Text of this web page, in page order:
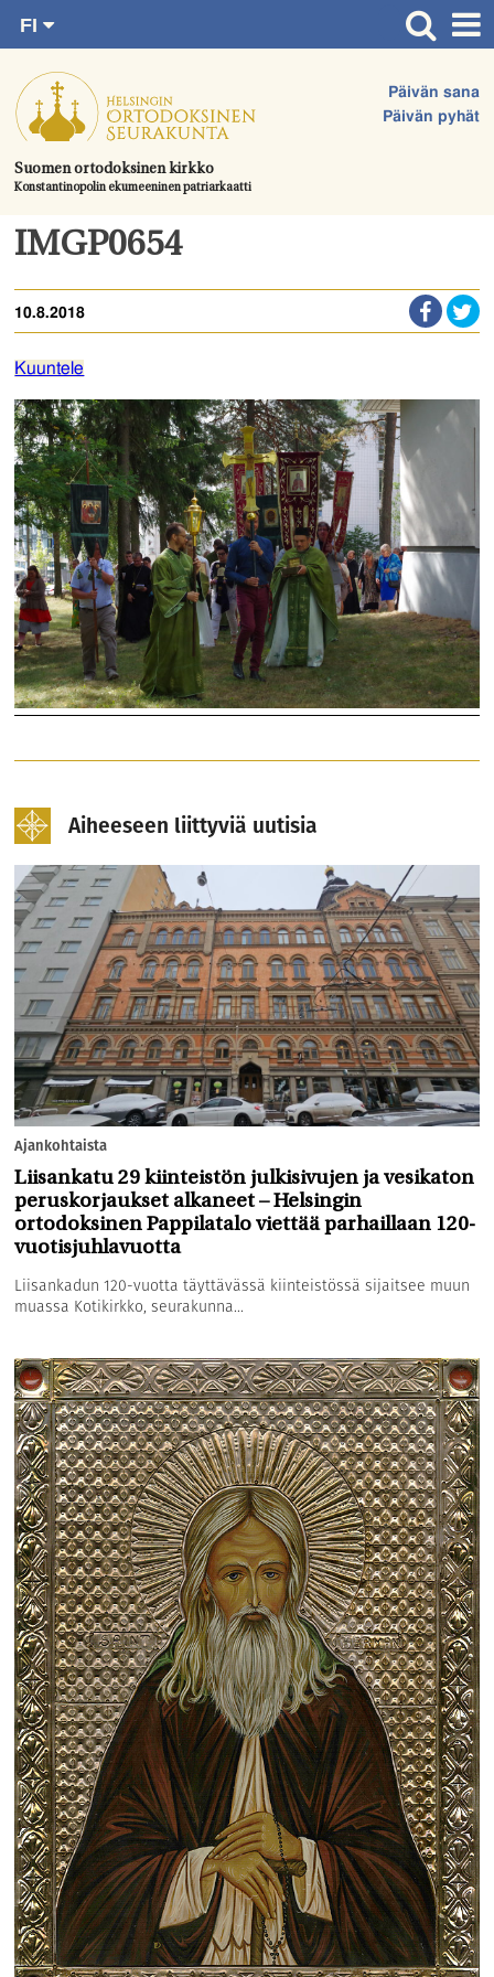
suoraan
sisältöön.
Suomen ortodoksinen kirkko
Konstantinopolin ekumeeninen patriarkaatti
Päivän sana
Päivän pyhät
FI
SV
EN
UA
Etusivu
Ajankohtaista
Juhlat & toimitukset
Kirkot
Tule mukaan
Hautausmaa
Yhteystiedot
IMGP0654
10.8.2018
Kuuntele
Aiheeseen liittyviä uutisia
Ajankohtaista
Liisankatu 29 kiinteistön julkisivujen ja vesikaton
peruskorjaukset alkaneet – Helsingin
ortodoksinen Pappilatalo viettää parhaillaan 120-
vuotisjuhlavuotta
Liisankadun 120-vuotta täyttävässä kiinteistössä sijaitsee muun
muassa Kotikirkko, seurakunna...